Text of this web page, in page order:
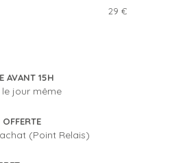
Prix
29 €
AVANT 15H
le jour même
(Point Relais)